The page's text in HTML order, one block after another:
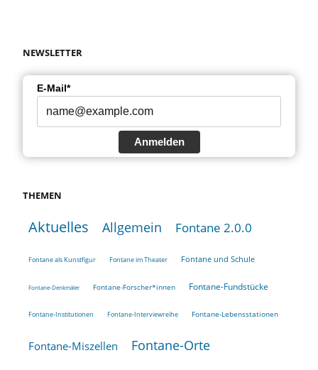
NEWSLETTER
E-Mail*
Anmelden
THEMEN
Aktuelles Allgemein Fontane 2.0.0
Fontane als Kunstfigur Fontane im Theater Fontane und Schule
Fontane-Denkmäler Fontane-Forscher*innen Fontane-Fundstücke
Fontane-Institutionen Fontane-Interviewreihe Fontane-Lebensstationen
Fontane-Miszellen Fontane-Orte